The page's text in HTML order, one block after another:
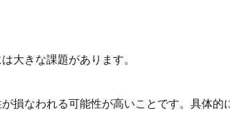
大きな課題があります。
損なわれる可能性が高いことです。具体的